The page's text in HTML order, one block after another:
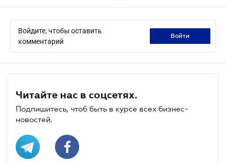
Войдите, чтобы оставить
комментарий
войти
Читайте нас в соцсетях.
Подпишитесь, чтоб быть в курсе всех бизнес-
новостей.